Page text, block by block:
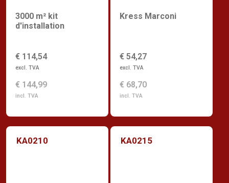
3000 m² kit
d'installation
€ 114,54
excl. TVA
€ 144,99
incl. TVA
Kress Marconi
€ 54,27
excl. TVA
€ 68,70
incl. TVA
KA0210 KA0215